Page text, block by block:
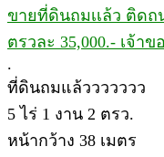
ขายที่ดินถมเเล้ว ติดถ
ตรวละ 35,000.- เจ้าข
.
ที่ดินถมแล้ววววววว
5 ไร่ 1 งาน 2 ตรว.
หน้ากว้าง 38 เมตร